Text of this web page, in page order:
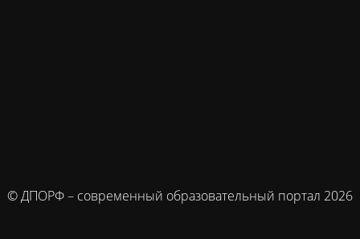
© ДПОРФ – современный образовательный портал 2026